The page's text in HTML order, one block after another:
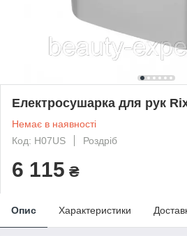
Електросушарка для рук
Немає в наявності
Код: H07US
Роздріб
6 115 ₴
Опис Характеристики